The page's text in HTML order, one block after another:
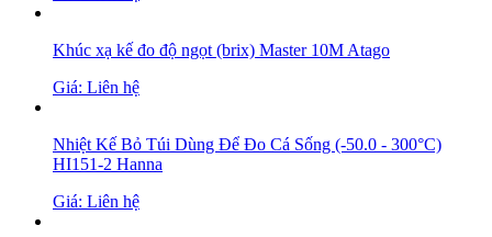
Khúc xạ kế đo độ ngọt (brix) Master 10M Atago
Giá: Liên hệ
Nhiệt Kế Bỏ Túi Dùng Để Đo Cá Sống (-50.0 - 300°C)
HI151-2 Hanna
Giá: Liên hệ